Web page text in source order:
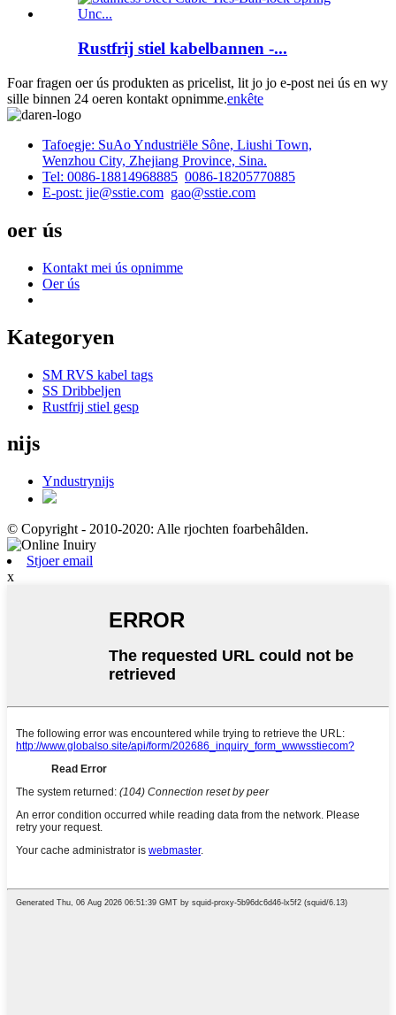
Rustfrij stiel kabelbannen -...
Foar fragen oer ús produkten as pricelist, lit jo jo e-post nei ús en wy
sille binnen 24 oeren kontakt opnimme.enkête
Tafoegje: SuAo Yndustriële Sône, Liushi Town,
Wenzhou City, Zhejiang Province, Sina.
Tel: 0086-18814968885 0086-18205770885
E-post: jie@sstie.com gao@sstie.com
oer ús
Kontakt mei ús opnimme
Oer ús
Kategoryen
SM RVS kabel tags
SS Dribbeljen
Rustfrij stiel gesp
nijs
Yndustrynijs
© Copyright - 2010-2020: Alle rjochten foarbehâlden.
Stjoer email
x